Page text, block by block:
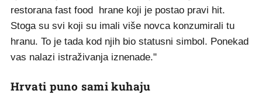
restorana fast food hrane koji je postao pravi hit.
Stoga su svi koji su imali više novca konzumirali tu
hranu. To je tada kod njih bio statusni simbol. Ponekad
vas nalazi istraživanja iznenade."
Hrvati puno sami kuhaju